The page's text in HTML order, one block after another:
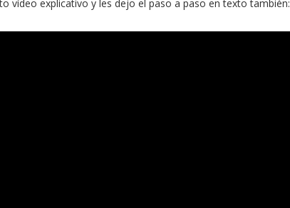
vídeo explicativo y les dejo el paso a paso en texto también: